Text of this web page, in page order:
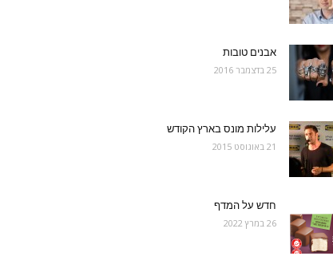
אבנים טובות
25 בדצמבר 2016
עלילות מונס בארץ הקודש
21 באוגוסט 2015
חדש על המדף
26 במרץ 2022